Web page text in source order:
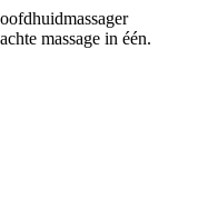
massage in één.